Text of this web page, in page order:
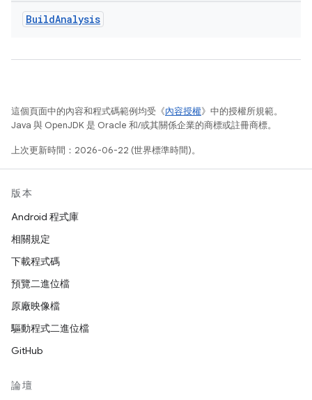
BuildAnalysis
這個頁面中的內容和程式碼範例均受《內容授權》中的授權所規範。
Java 與 OpenJDK 是 Oracle 和/或其關係企業的商標或註冊商標。
上次更新時間：2026-06-22 (世界標準時間)。
版本
Android 程式庫
相關規定
下載程式碼
預覽二進位檔
原廠映像檔
驅動程式二進位檔
GitHub
論壇